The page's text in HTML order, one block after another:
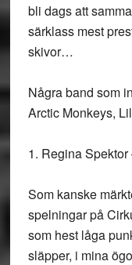
bli dags att
särklass mest
skivor…
Några band som
Arctic Monkeys,
1. Regina Spektor
Som kanske
spelningar på
som hest låga
släpper, i mina